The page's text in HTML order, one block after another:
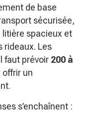
de base
sécurisée,
litière spacieux et
rideaux. Les
faut prévoir 200 à
offrir un
s’enchaînent :